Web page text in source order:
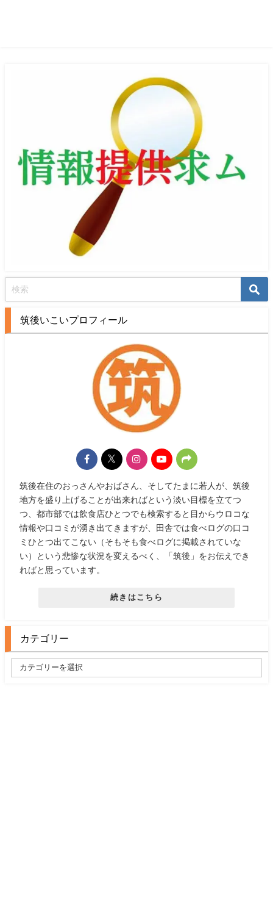
筑後いこいプロフィール
筑後在住のおっさんやおばさん、そしてたまに若人が、筑後
地方を盛り上げることが出来ればという淡い目標を立てつ
つ、都市部では飲食店ひとつでも検索すると目からウロコな
情報や口コミが湧き出てきますが、田舎では食べログの口コ
ミひとつ出てこない（そもそも食べログに掲載されていな
い）という悲惨な状況を変えるべく、「筑後」をお伝えでき
ればと思っています。
続きはこちら
カテゴリー